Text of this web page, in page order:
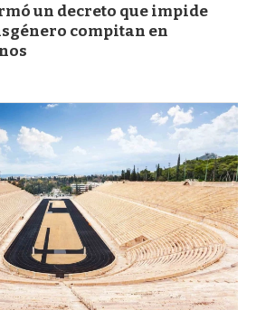
un decreto que impide
compitan en